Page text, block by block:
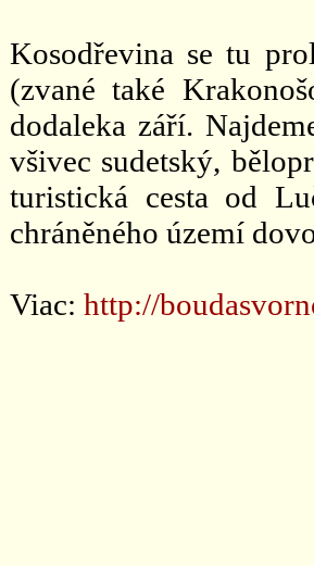
Kosodřevina se tu
(zvané také
dodaleka září.
všivec sudetský,
turistická cesta od
chráněného území
Viac: http://